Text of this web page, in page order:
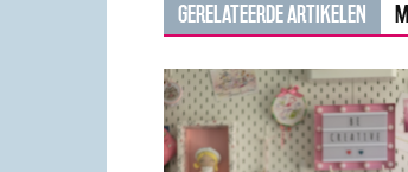
GERELATEERDE ARTIKELEN